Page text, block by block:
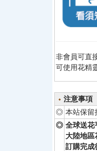
非會員可直
可使用花精
注意事項
◎ 本站保留
◎ 全球送花
大陸地區
訂購完成